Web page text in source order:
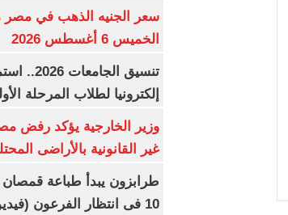
سعر الجنيه الذهب في مصر
الخميس 6 أغسطس 2026
تنسيق
إلكترونيا لطلاب المرحلة
وزير الخارجية يؤكد رفض
غير القانونية بالأراضى
طرابزون يبدأ طباعة
10 فى انتظار الفرعون (فيديو)